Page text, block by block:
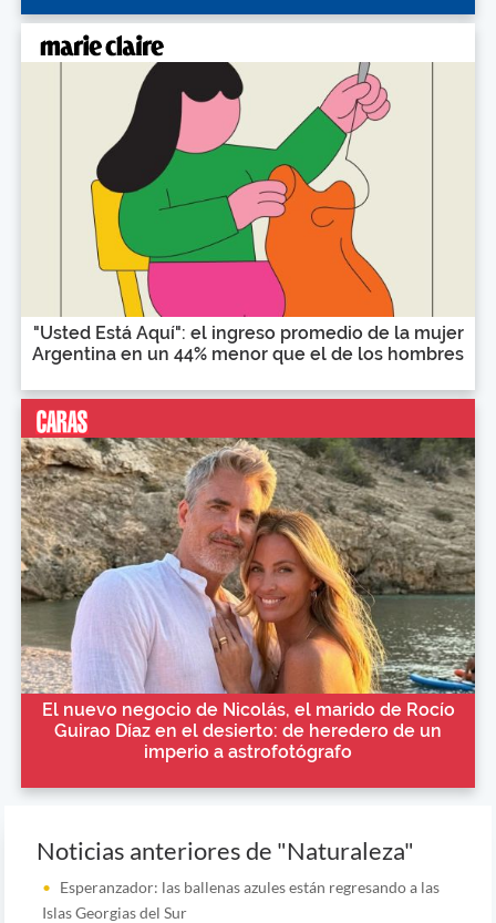
"Usted Está Aquí": el ingreso promedio de la mujer
Argentina en un 44% menor que el de los hombres
El nuevo negocio de Nicolás, el marido de Rocío
Guirao Díaz en el desierto: de heredero de un
imperio a astrofotógrafo
Noticias anteriores de "Naturaleza"
Esperanzador: las ballenas azules están regresando a las
Islas Georgias del Sur